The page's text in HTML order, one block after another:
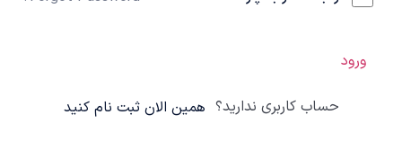
ورود
حساب کاربری ندارید؟ همین الان ثبت نام کنید